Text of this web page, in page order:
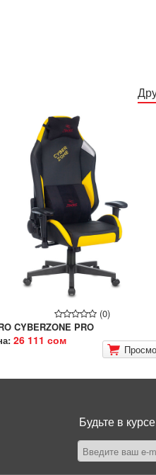
(0)
CYBERZONE PRO
26 111 сом
Будьте в